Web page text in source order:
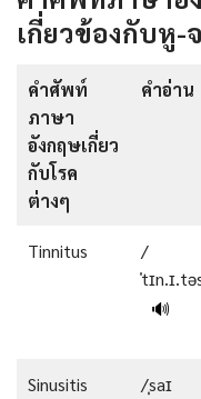
เกี่ยวข้องกับหู-
คำศัพท์
ภาษา
อังกฤษเกี่ยว
กับโรค
ต่างๆ
คำอ่าน
Tinnitus
/
🔊
Sinusitis
/ˌsaɪ